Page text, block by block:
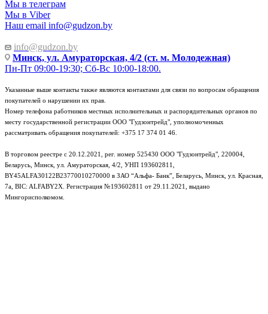
Мы в телеграм
Мы в Viber
Наш email info@gudzon.by
info@gudzon.by
Минск, ул. Амураторская, 4/2 (ст. м. Молодежная)
Пн-Пт 09:00-19:30; Сб-Вс 10:00-18:00.
Указанные выше контакты также являются контактами для связи по вопросам обращения
покупателей о нарушении их прав.
Номер телефона работников местных исполнительных и распорядительных органов по
месту государственной регистрации ООО "Гудзонтрейд", уполномоченных
рассматривать обращения покупателей: +375 17 374 01 46.
В торговом реестре с 20.12.2021, рег. номер 525430 ООО "Гудзонтрейд", 220004,
Беларусь, Минск, ул. Амураторская, 4/2, УНП 193602811,
BY45ALFA30122B23770010270000 в ЗАО “Альфа- Банк”, Беларусь, Минск, ул. Красная,
7а, BIC: ALFABY2X. Регистрация №193602811 от 29.11.2021, выдано
Мингорисполкомом.